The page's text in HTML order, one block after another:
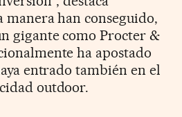
manera han conseguido,
gigante como Procter &
ha apostado
entrado también en el
outdoor.